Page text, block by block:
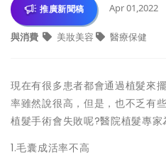
推廣新聞稿 Apr 01,2022
與消費 美妝美容 醫療保健
現在有很多患者都會通過植髮來
率雖然說很高，但是，也不乏有
植髮手術會失敗呢?醫院植髮專家
1.毛囊成活率不高